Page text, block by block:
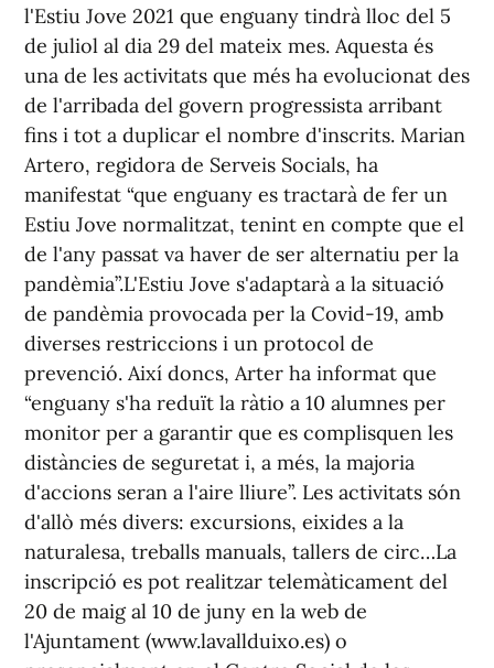
l'Estiu Jove 2021 que enguany tindrà lloc del 5
de juliol al dia 29 del mateix mes. Aquesta és
una de les activitats que més ha evolucionat des
de l'arribada del govern progressista arribant
fins i tot a duplicar el nombre d'inscrits. Marian
Artero, regidora de Serveis Socials, ha
manifestat “que enguany es tractarà de fer un
Estiu Jove normalitzat, tenint en compte que el
de l'any passat va haver de ser alternatiu per la
pandèmia”.L'Estiu Jove s'adaptarà a la situació
de pandèmia provocada per la Covid-19, amb
diverses restriccions i un protocol de
prevenció. Així doncs, Arter ha informat que
“enguany s'ha reduït la ràtio a 10 alumnes per
monitor per a garantir que es complisquen les
distàncies de seguretat i, a més, la majoria
d'accions seran a l'aire lliure”. Les activitats són
d'allò més divers: excursions, eixides a la
naturalesa, treballs manuals, tallers de circ…La
inscripció es pot realitzar telemàticament del
20 de maig al 10 de juny en la web de
l'Ajuntament (www.lavallduixo.es) o